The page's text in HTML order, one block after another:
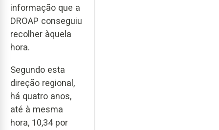
informação que a
DROAP conseguiu
recolher àquela
hora.
Segundo esta
direção regional,
há quatro anos,
até à mesma
hora, 10,34 por